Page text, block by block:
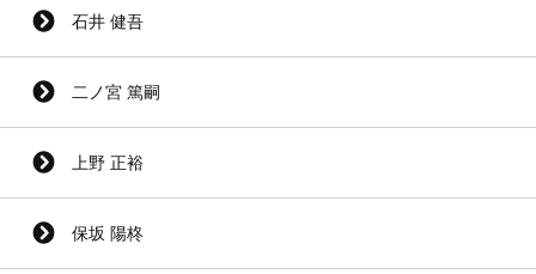
石井 健吾
二ノ宮 篤嗣
上野 正裕
保坂 陽柊